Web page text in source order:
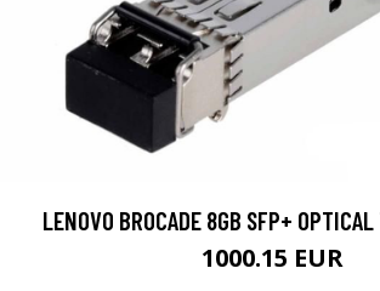
LENOVO BROCADE 8GB SFP+
1000.15 EUR